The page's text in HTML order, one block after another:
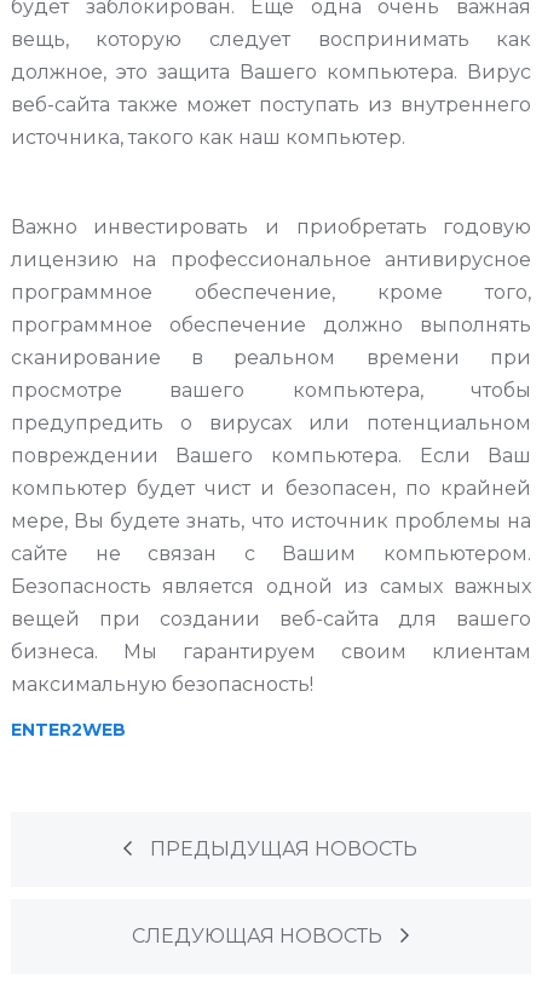
будет заблокирован. Еще одна очень важная
вещь, которую следует воспринимать как
должное, это защита Вашего компьютера. Вирус
веб-сайта также может поступать из внутреннего
источника, такого как наш компьютер.
Важно инвестировать и приобретать годовую
лицензию на профессиональное антивирусное
программное обеспечение, кроме того,
программное обеспечение должно выполнять
сканирование в реальном времени при
просмотре вашего компьютера, чтобы
предупредить о вирусах или потенциальном
повреждении Вашего компьютера. Если Ваш
компьютер будет чист и безопасен, по крайней
мере, Вы будете знать, что источник проблемы на
сайте не связан с Вашим компьютером.
Безопасность является одной из самых важных
вещей при создании веб-сайта для вашего
бизнеса. Мы гарантируем своим клиентам
максимальную безопасность!
ENTER2WEB
ПРЕДЫДУЩАЯ НОВОСТЬ
СЛЕДУЮЩАЯ НОВОСТЬ